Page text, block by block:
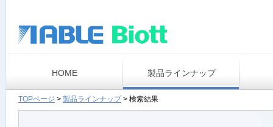
HOME 製品ラインナップ
TOPページ > 製品ラインナップ> 検索結果